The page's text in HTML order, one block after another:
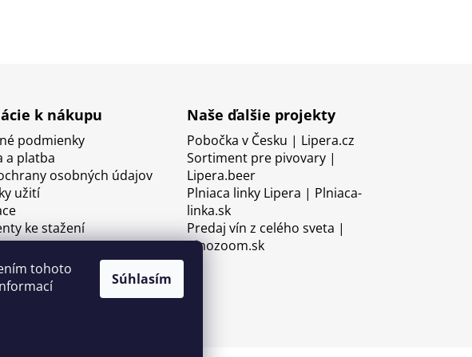
tohoto
Súhlasím
k nákupu
podmienky
a platba
osobných údajov
užití
ke stažení
Naše ďalšie projekty
Pobočka v Česku | Lipera.cz
Sortiment pre pivovary |
Lipera.beer
Plniaca linky Lipera | Plniaca-
linka.sk
Predaj vín z celého sveta |
Vinozoom.sk